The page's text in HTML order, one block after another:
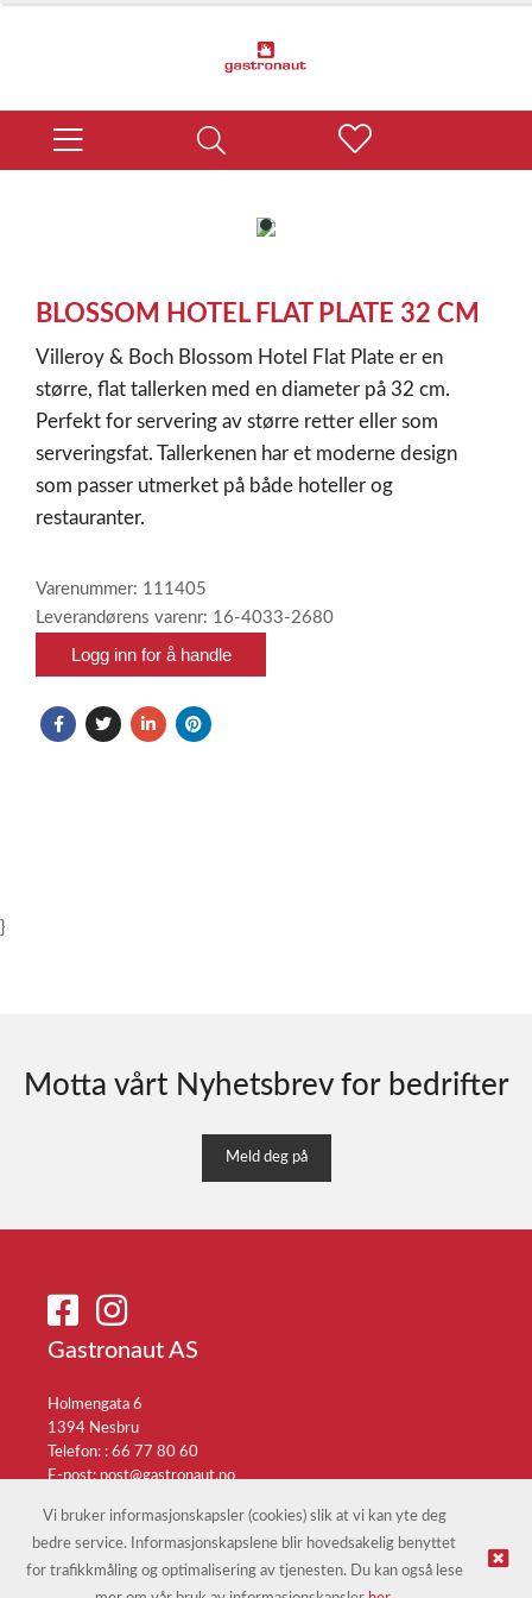
item
of
1
BLOSSOM HOTEL FLAT PLATE 32 CM
Villeroy & Boch Blossom Hotel Flat Plate er en
større, flat tallerken med en diameter på 32 cm.
Perfekt for servering av større retter eller som
serveringsfat. Tallerkenen har et moderne design
som passer utmerket på både hoteller og
restauranter.
Varenummer: 111405
Leverandørens varenr: 16-4033-2680
Logg inn for å handle
}
Motta vårt Nyhetsbrev for bedrifter
Meld deg på
Gastronaut AS
Holmengata 6
1394 Nesbru
Telefon: : 66 77 80 60
E-post:post@gastronaut.no
© Gastronaut AS | Nettbutikk levert av Kréatif
Vi bruker informasjonskapsler (cookies) slik at vi kan yte deg
bedre service. Informasjonskapslene blir hovedsakelig benyttet
for trafikkmåling og optimalisering av tjenesten. Du kan også lese